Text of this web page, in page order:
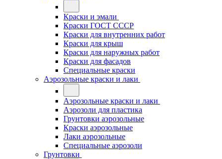
Краски и эмали
Краски ГОСТ СССР
Краски для внутренних работ
Краски для крыш
Краски для наружных работ
Краски для фасадов
Специальные краски
Аэрозольные краски и лаки
Аэрозольные краски и лаки
Аэрозоли для пластика
Грунтовки аэрозольные
Краски аэрозольные
Лаки аэрозольные
Специальные аэрозоли
Грунтовки